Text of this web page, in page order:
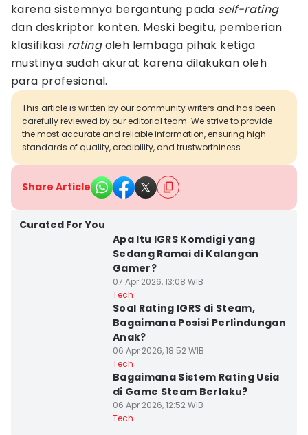
karena sistemnya bergantung pada self-rating
dan deskriptor konten. Meski begitu, pemberian
klasifikasi ratingoleh lembaga pihak ketiga
mustinya sudah akurat karena dilakukan oleh
para profesional.
This article is written by our community writers and has been
carefully reviewed by our editorial team. We strive to provide
the most accurate and reliable information, ensuring high
standards of quality, credibility, and trustworthiness.
Share Article
Curated For You
Apa Itu IGRS Komdigi yang
Sedang Ramai di Kalangan
Gamer?
07 Apr 2026, 13:08 WIB
Tech
Soal Rating IGRS di Steam,
Bagaimana Posisi Perlindungan
Anak?
06 Apr 2026, 18:52 WIB
Tech
Bagaimana Sistem Rating Usia
di Game Steam Berlaku?
06 Apr 2026, 12:52 WIB
Tech